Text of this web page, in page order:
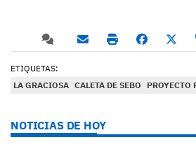
ETIQUETAS:
LA GRACIOSA CALETA DE SEBO PROYECTO
NOTICIAS DE HOY